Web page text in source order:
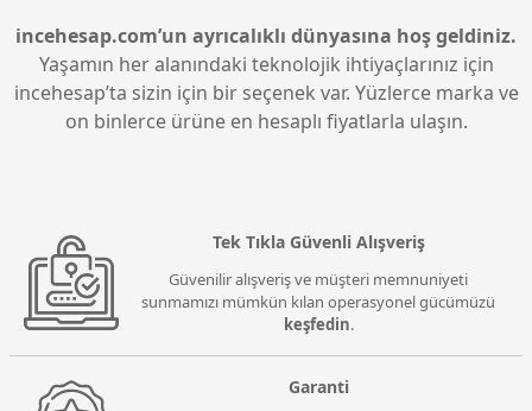
incehesap.com’un ayrıcalıklı dünyasına hoş geldiniz.
Yaşamın her alanındaki teknolojik ihtiyaçlarınız için
incehesap’ta sizin için bir seçenek var. Yüzlerce marka ve
on binlerce ürüne en hesaplı fiyatlarla ulaşın.
Tek Tıkla Güvenli Alışveriş
Güvenilir alışveriş ve müşteri memnuniyeti
sunmamızı mümkün kılan operasyonel gücümüzü
keşfedin.
Garanti